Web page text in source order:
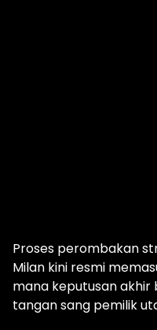
Proses perombakan
Milan kini resmi
mana keputusan akhir
tangan sang pemilik